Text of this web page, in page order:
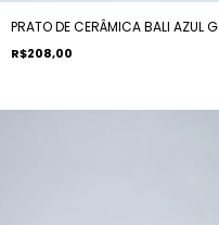
PRATO DE CERÂMICA BALI AZUL G
R$208,00